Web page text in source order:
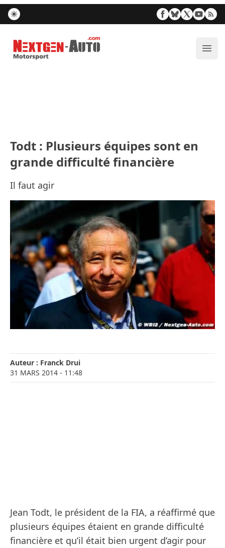
Nextgen-Auto.com
Todt : Plusieurs équipes sont en
grande difficulté financière
Il faut agir
Auteur : Franck Drui
31 MARS 2014 - 11:48
Jean Todt, le président de la FIA, a réaffirmé que
plusieurs équipes étaient en grande difficulté
financière et qu’il était bien urgent d’agir pour